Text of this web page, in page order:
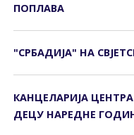
ПОПЛАВА
"СРБАДИЈА" НА
КАНЦЕЛАРИЈА
ДЕЦУ НАРЕДНЕ